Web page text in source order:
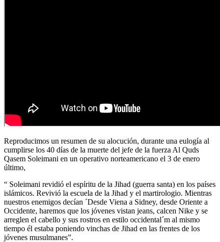
Reproducimos un resumen de su alocución, durante una eulogía al
cumplirse los 40 días de la muerte del jefe de la fuerza Al Quds
Qasem Soleimani en un operativo norteamericano el 3 de enero
último,
“ Soleimani revidió el espíritu de la Jihad (guerra santa) en los países
islámicos. Revivió la escuela de la Jihad y el martirologio. Mientras
nuestros enemigos decían ´Desde Viena a Sidney, desde Oriente a
Occidente, haremos que los jóvenes vistan jeans, calcen Nike y se
arreglen el cabello y sus rostros en estilo occidental´m al mismo
tiempo él estaba poniendo vinchas de Jihad en las frentes de los
jóvenes musulmanes”.